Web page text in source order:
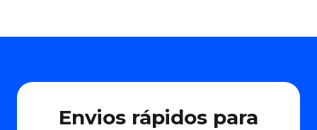
Envios rápidos para